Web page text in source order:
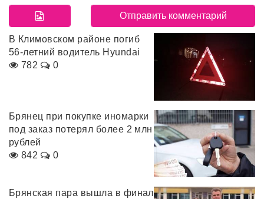
В Климовском районе погиб
56-летний водитель Hyundai
782
0
Брянец при покупке иномарки
под заказ потерял более 2 млн
рублей
842
0
Брянская пара вышла в финал